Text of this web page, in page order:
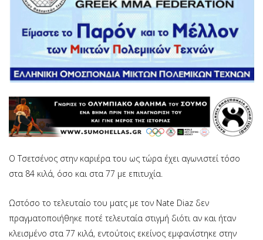
Ο Τσετσένος στην καριέρα του ως τώρα έχει αγωνιστεί τόσο
στα 84 κιλά, όσο και στα 77 με επιτυχία.
Ωστόσο το τελευταίο του ματς με τον Nate Diaz δεν
πραγματοποιήθηκε ποτέ τελευταία στιγμή διότι αν και ήταν
κλεισμένο στα 77 κιλά, εντούτοις εκείνος εμφανίστηκε στην